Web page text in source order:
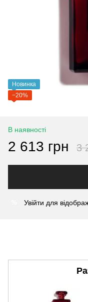
Новинка
−20%
В наявності
2 613 грн 3
Увійти для